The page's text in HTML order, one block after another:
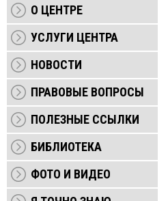
О ЦЕНТРЕ
УСЛУГИ ЦЕНТРА
НОВОСТИ
ПРАВОВЫЕ ВОПРОСЫ
ПОЛЕЗНЫЕ ССЫЛКИ
БИБЛИОТЕКА
ФОТО И ВИДЕО